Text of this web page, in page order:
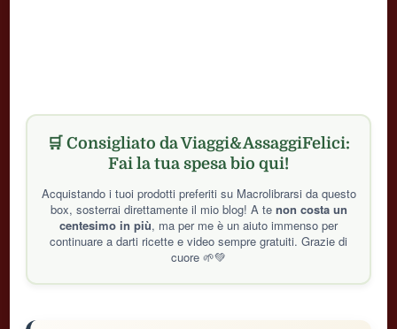
🛒 Consigliato da Viaggi&AssaggiFelici:
Fai la tua spesa bio qui!
Acquistando i tuoi prodotti preferiti su Macrolibrarsi da questo
box, sosterrai direttamente il mio blog! A te non costa un
centesimo in più, ma per me è un aiuto immenso per
continuare a darti ricette e video sempre gratuiti. Grazie di
cuore 🌱💚